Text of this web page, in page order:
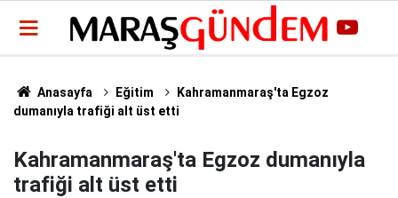
Anasayfa Eğitim
Kahramanmaraş'ta Egzoz
dumanıyla trafiği alt üst etti
Kahramanmaraş'ta Egzoz dumanıyla
trafiği alt üst etti